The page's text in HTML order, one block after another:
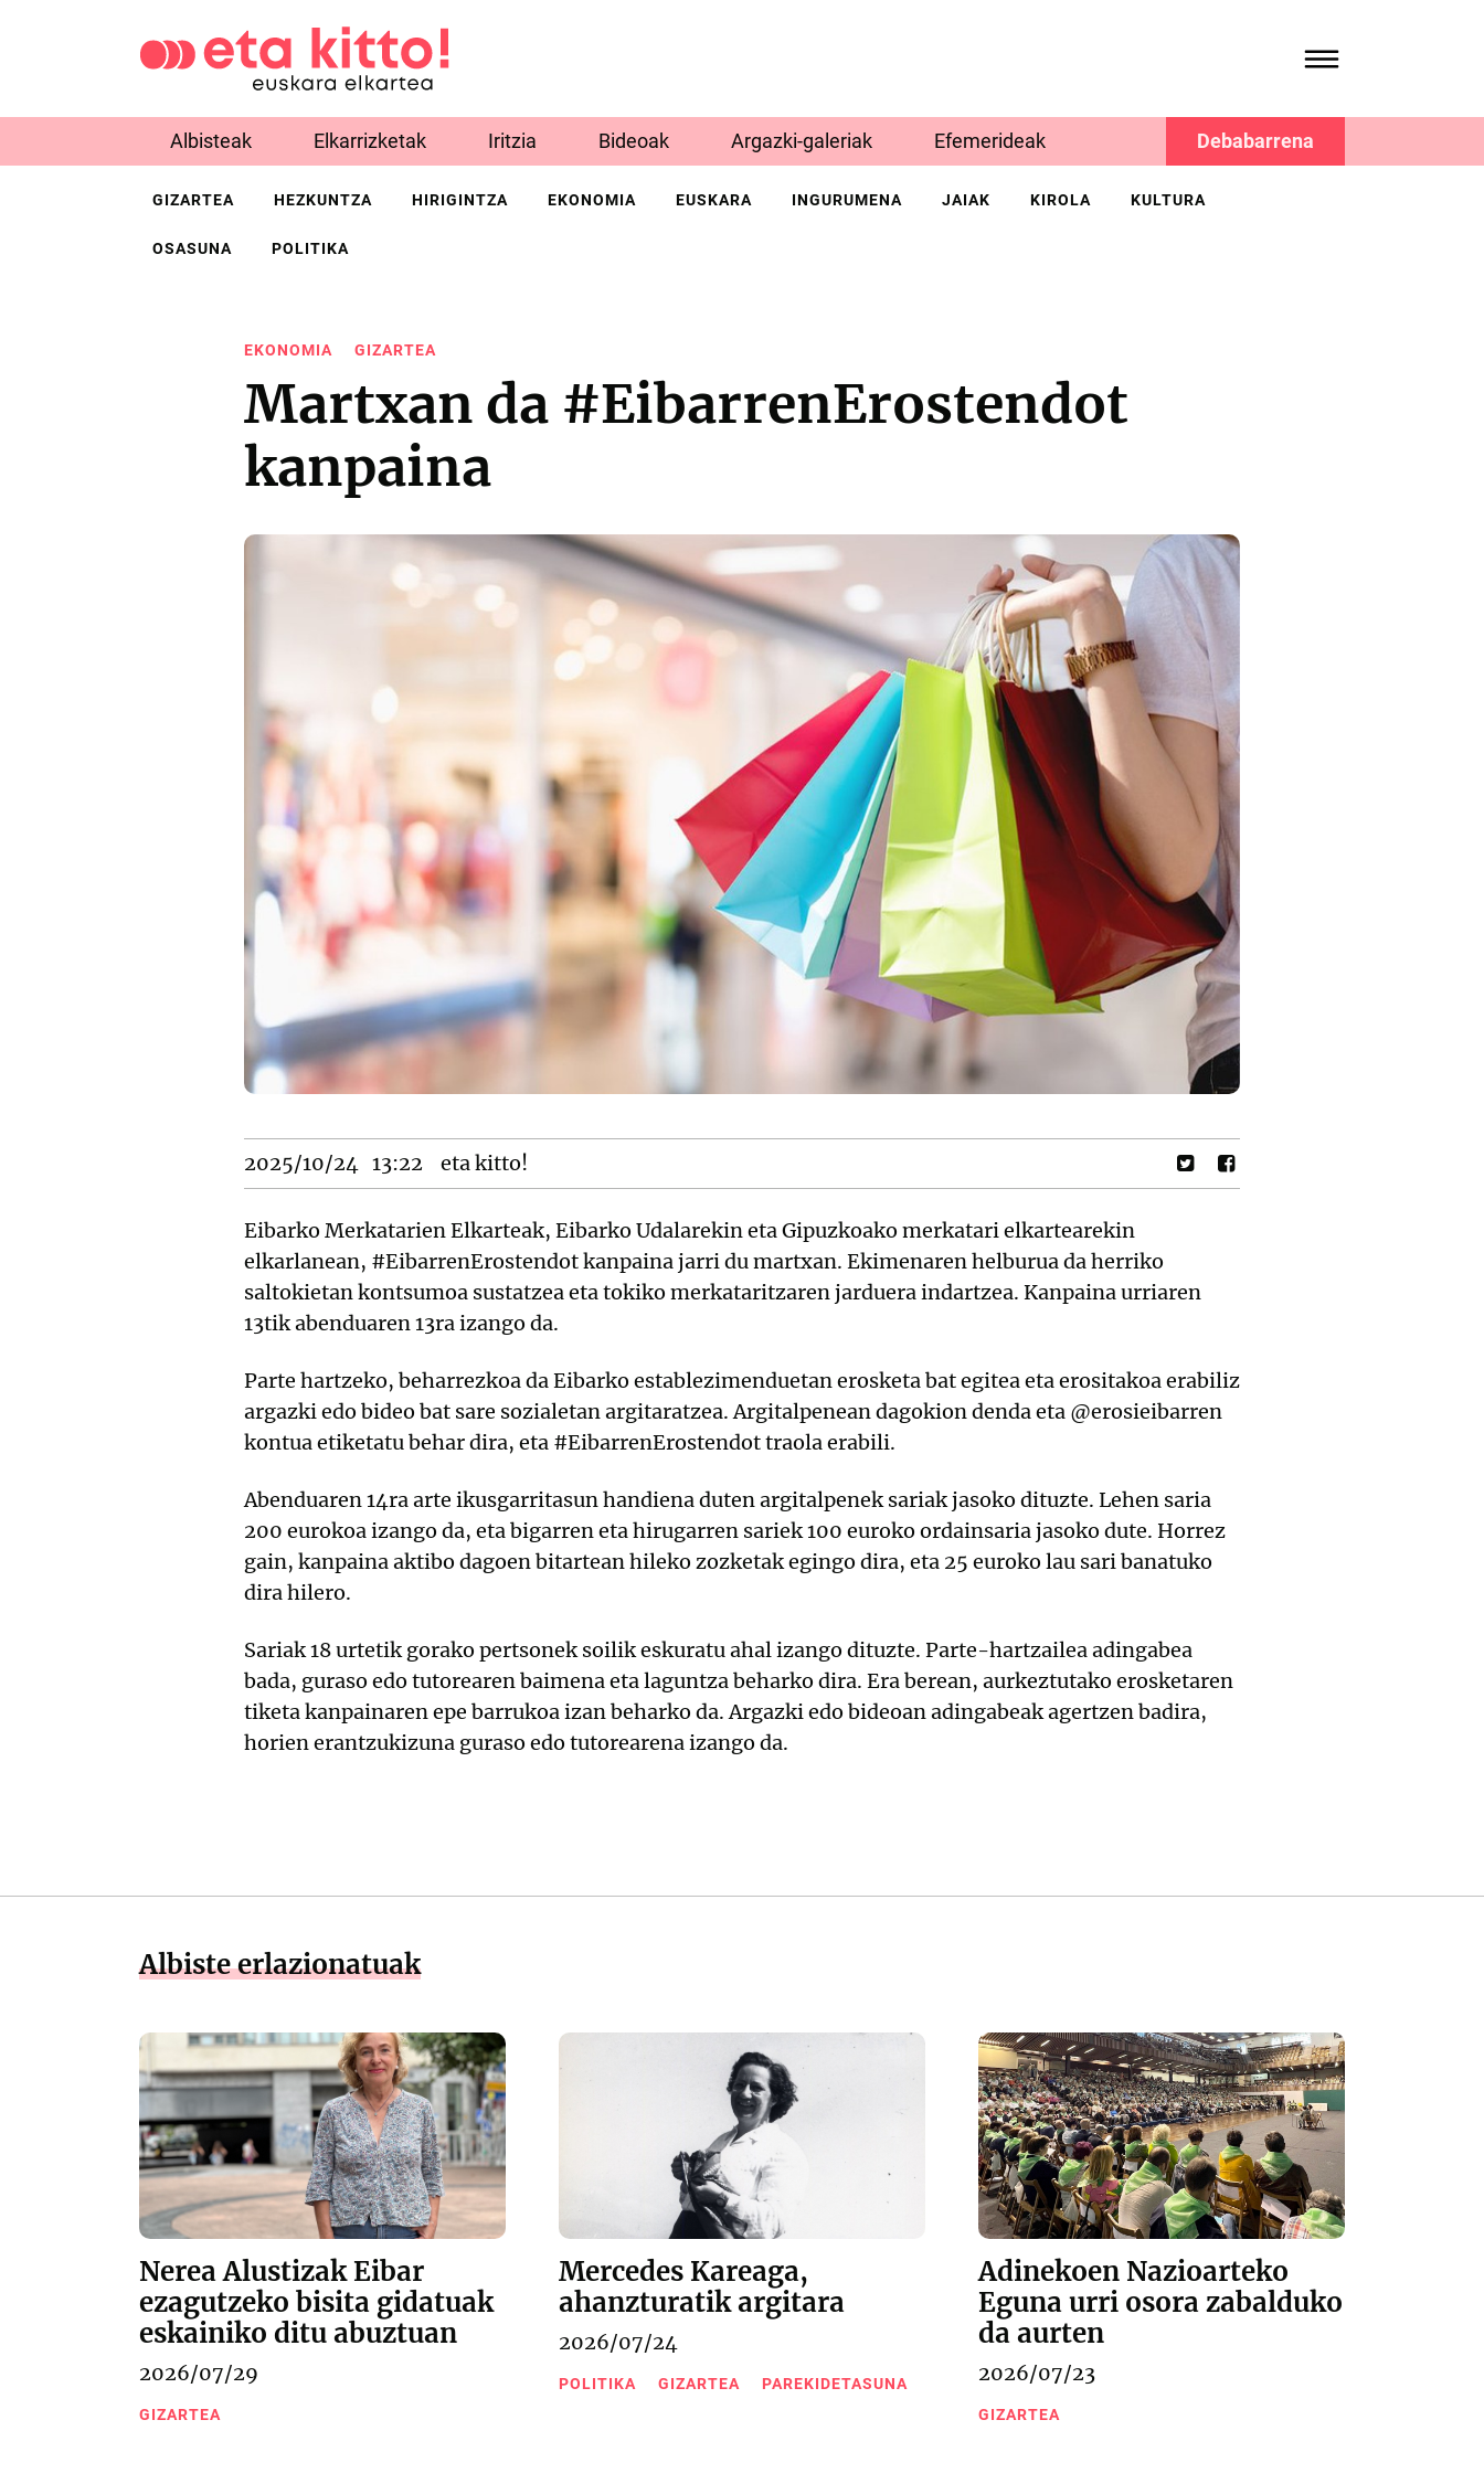
Albisteak Elkarrizketak Iritzia Bideoak Argazki-galeriak Efemerideak Debabarrena
GIZARTEA HEZKUNTZA HIRIGINTZA EKONOMIA EUSKARA INGURUMENA JAIAK KIROLA KULTURA
OSASUNA POLITIKA
EKONOMIA GIZARTEA
Martxan da #EibarrenErostendot
kanpaina
2025/10/24 13:22 eta kitto!
Eibarko Merkatarien Elkarteak, Eibarko Udalarekin eta Gipuzkoako merkatari elkartearekin
elkarlanean, #EibarrenErostendot kanpaina jarri du martxan. Ekimenaren helburua da herriko
saltokietan kontsumoa sustatzea eta tokiko merkataritzaren jarduera indartzea. Kanpaina urriaren
13tik abenduaren 13ra izango da.
Parte hartzeko, beharrezkoa da Eibarko establezimenduetan erosketa bat egitea eta erositakoa erabiliz
argazki edo bideo bat sare sozialetan argitaratzea. Argitalpenean dagokion denda eta @erosieibarren
kontua etiketatu behar dira, eta #EibarrenErostendot traola erabili.
Abenduaren 14ra arte ikusgarritasun handiena duten argitalpenek sariak jasoko dituzte. Lehen saria
200 eurokoa izango da, eta bigarren eta hirugarren sariek 100 euroko ordainsaria jasoko dute. Horrez
gain, kanpaina aktibo dagoen bitartean hileko zozketak egingo dira, eta 25 euroko lau sari banatuko
dira hilero.
Sariak 18 urtetik gorako pertsonek soilik eskuratu ahal izango dituzte. Parte-hartzailea adingabea
bada, guraso edo tutorearen baimena eta laguntza beharko dira. Era berean, aurkeztutako erosketaren
tiketa kanpainaren epe barrukoa izan beharko da. Argazki edo bideoan adingabeak agertzen badira,
horien erantzukizuna guraso edo tutorearena izango da.
Albiste erlazionatuak
Nerea Alustizak Eibar
ezagutzeko bisita gidatuak
eskainiko ditu abuztuan
2026/07/29
GIZARTEA
Mercedes Kareaga,
ahanzturatik argitara
2026/07/24
POLITIKA GIZARTEA PAREKIDETASUNA
Adinekoen Nazioarteko
Eguna urri osora zabalduko
da aurten
2026/07/23
GIZARTEA